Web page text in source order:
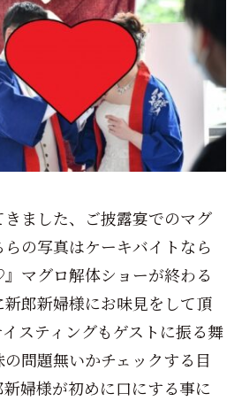
ました、ご披露宴でのマグ
の写真はケーキバイトなら
マグロ解体ショーが終わる
新郎新婦様にお味見をして頂
スティングもゲストに振る舞
問題無いかチェックする目
婦様が初めに口にする事に